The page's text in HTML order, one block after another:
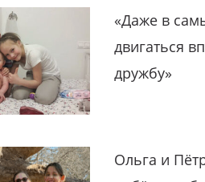
«Даже в
двигаться
дружбу»
Ольга и